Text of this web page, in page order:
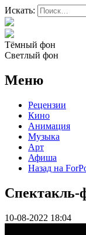
Искать:
Тёмный фон
Светлый фон
Меню
Рецензии
Кино
Анимация
Музыка
Арт
Афиша
Назад на
Спектакль-
10-08-2022 18:04